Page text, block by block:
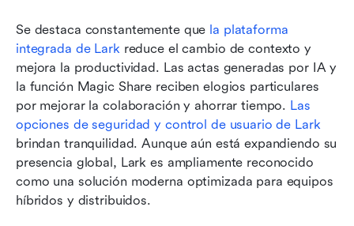
Se destaca constantemente que la plataforma
integrada de Lark reduce el cambio de contexto y
mejora la productividad. Las actas generadas por IA y
la función Magic Share reciben elogios particulares
por mejorar la colaboración y ahorrar tiempo. Las
opciones de seguridad y control de usuario de Lark
brindan tranquilidad. Aunque aún está expandiendo su
presencia global, Lark es ampliamente reconocido
como una solución moderna optimizada para equipos
híbridos y distribuidos.